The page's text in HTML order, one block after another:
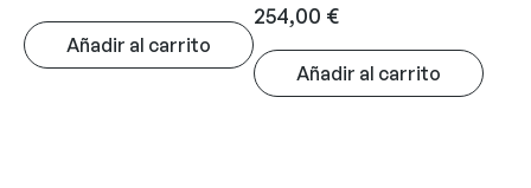
Añadir al carrito
254,00 €
Añadir al carrito